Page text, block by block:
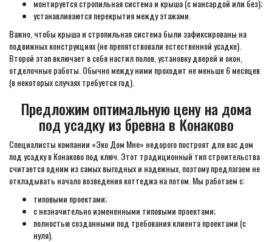
монтируется стропильная система и крыша (с мансардой или без);
устанавливаются перекрытия между этажами.
Важно, чтобы крыша и стропильная система были зафиксированы на
подвижных конструкциях (не препятствовали естественной усадке).
Второй этап включает в себя настил полов, установку дверей и окон,
отделочные работы. Обычно между ними проходит не меньше 6 месяцев
(в некоторых случаях требуется год).
Предложим оптимальную цену на дома
под усадку из бревна в Конаково
Специалисты компании «Эко Дом Мне» недорого построят для вас дом
под усадку в Конаково под ключ. Этот традиционный тип строительства
считается одним из самых выгодных и надежных, поэтому предлагаем не
откладывать начало возведения коттеджа на потом. Мы работаем с:
типовыми проектами;
с незначительно измененными типовыми проектами;
полностью созданными под требования клиента проектами (с
нуля).